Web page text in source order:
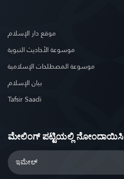
موقع دار الإسلام
موسوعة الأحاديث النبوية
موسوعة المصطلحات الإسلامية
بيان الإسلام
Tafsir Saadi
ಮೇಲಿಂಗ್ ಪಟ್ಟಿಯಲ್ಲಿ ನೋಂದಾಯಿಸಿ